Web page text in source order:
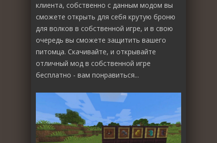
клиента, собственно с данным модом вы
сможете открыть для себя крутую броню
для волков в собственной игре, и в свою
очередь вы сможете защитить вашего
питомца. Скачивайте, и открывайте
отличный мод в собственной игре
бесплатно - вам понравиться...